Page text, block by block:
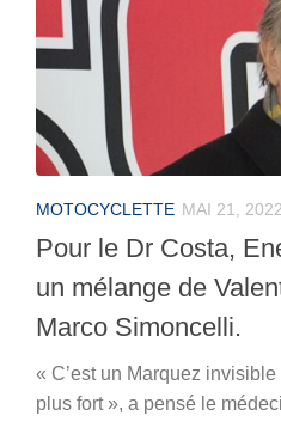
MOTOCYCLETTE MAI 21, 2022
Pour le Dr Costa,
un mélange de
Marco Simoncelli.
« C’est un Marquez
plus fort », a pensé le